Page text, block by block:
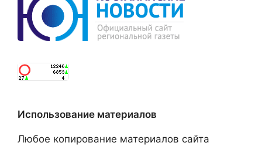
Использование материалов
Любое копирование материалов сайта